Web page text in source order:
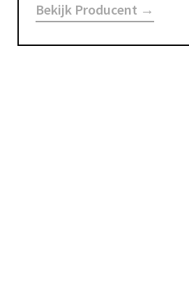
Bekijk Producent →